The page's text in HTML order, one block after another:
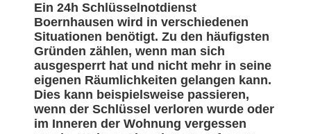
Ein 24h Schlüsselnotdienst
Boernhausen wird in verschiedenen
Situationen benötigt. Zu den häufigsten
Gründen zählen, wenn man sich
ausgesperrt hat und nicht mehr in seine
eigenen Räumlichkeiten gelangen kann.
Dies kann beispielsweise passieren,
wenn der Schlüssel verloren wurde oder
im Inneren der Wohnung vergessen